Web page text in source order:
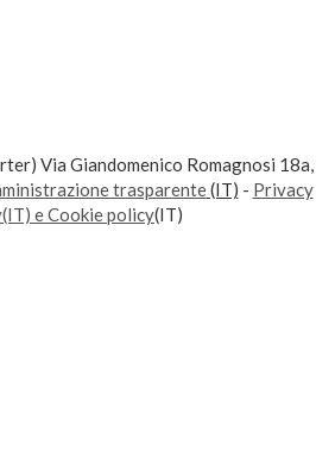
Via Giandomenico Romagnosi 18a,
trasparente(IT) - Privacy
e Cookie policy(IT)